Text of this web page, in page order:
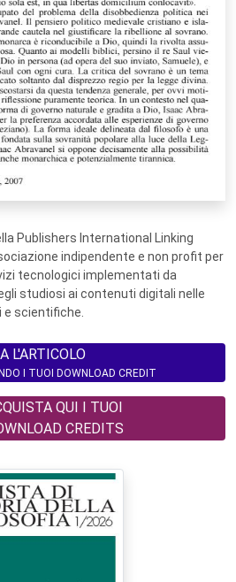
Publishers International Linking
indipendente e non profit per
tecnologici implementati da
studiosi ai contenuti digitali nelle
scientifiche.
L'ARTICOLO
I TUOI DOWNLOAD CREDIT
QUI I TUOI
CREDITS